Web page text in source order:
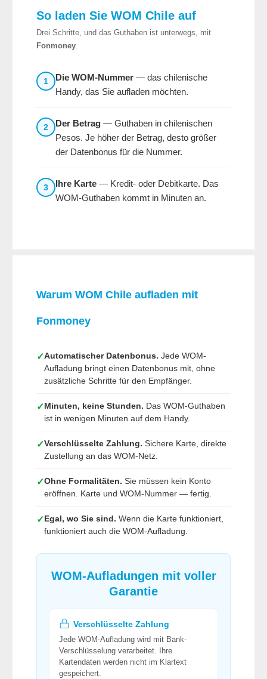
So laden Sie WOM Chile auf
Drei Schritte, und das Guthaben ist unterwegs, mit
Fonmoney.
1 Die WOM-Nummer — das chilenische
Handy, das Sie aufladen möchten.
2 Der Betrag — Guthaben in chilenischen
Pesos. Je höher der Betrag, desto größer
der Datenbonus für die Nummer.
3 Ihre Karte — Kredit- oder Debitkarte. Das
WOM-Guthaben kommt in Minuten an.
Warum WOM Chile aufladen mit
Fonmoney
✓Automatischer Datenbonus. Jede WOM-
Aufladung bringt einen Datenbonus mit, ohne
zusätzliche Schritte für den Empfänger.
✓Minuten, keine Stunden. Das WOM-Guthaben
ist in wenigen Minuten auf dem Handy.
✓Verschlüsselte Zahlung. Sichere Karte, direkte
Zustellung an das WOM-Netz.
✓Ohne Formalitäten. Sie müssen kein Konto
eröffnen. Karte und WOM-Nummer — fertig.
✓Egal, wo Sie sind. Wenn die Karte funktioniert,
funktioniert auch die WOM-Aufladung.
WOM-Aufladungen mit voller
Garantie
Verschlüsselte Zahlung
Jede WOM-Aufladung wird mit Bank-
Verschlüsselung verarbeitet. Ihre
Kartendaten werden nicht im Klartext
gespeichert.